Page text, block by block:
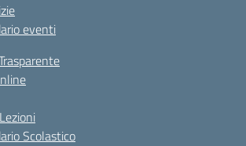
eventi
Scolastico